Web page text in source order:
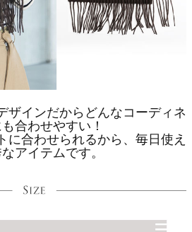
ザインだからどんなコーディネ
合わせやすい！
に合わせられるから、毎日使え
アイテムです。